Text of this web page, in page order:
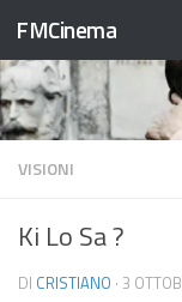
Salta al contenuto
FMCinema
VISIONI
Ki Lo Sa ?
DI CRISTIANO · 3